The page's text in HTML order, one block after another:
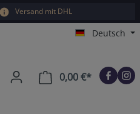
Versand mit DHL
Deutsch
0,00 €*Warenkorb